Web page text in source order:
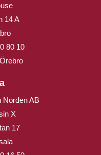
14 A
80 10
Norden AB
X
17